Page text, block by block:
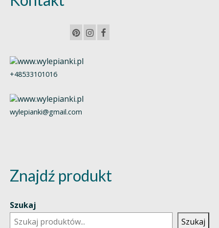
+48533101016
wylepianki@gmail.com
Znajdź produkt
Szukaj
Szukaj